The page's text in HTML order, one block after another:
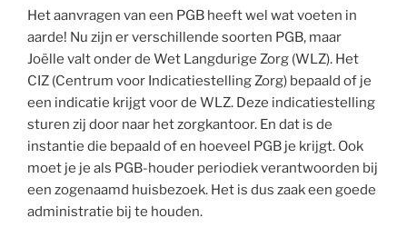
Het aanvragen van een PGB heeft wel wat voeten in
aarde! Nu zijn er verschillende soorten PGB, maar
Joëlle valt onder de Wet Langdurige Zorg (WLZ). Het
CIZ (Centrum voor Indicatiestelling Zorg) bepaald of je
een indicatie krijgt voor de WLZ. Deze indicatiestelling
sturen zij door naar het zorgkantoor. En dat is de
instantie die bepaald of en hoeveel PGB je krijgt. Ook
moet je je als PGB-houder periodiek verantwoorden bij
een zogenaamd huisbezoek. Het is dus zaak een goede
administratie bij te houden.